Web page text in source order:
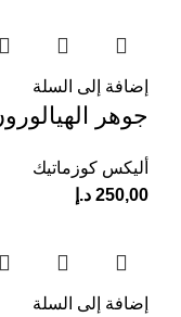
إضافة إلى السلة
جوهر
أليكس كوزماتيك
250,00 د.إ
إضافة إلى السلة